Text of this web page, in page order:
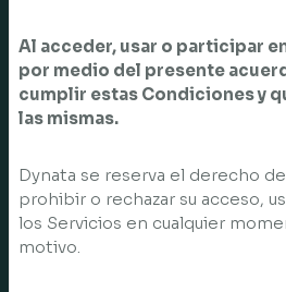
Al acceder, usar o participar
por medio del presente
cumplir estas Condiciones y
las mismas.
Dynata se reserva el derecho
prohibir o rechazar su acceso,
los Servicios en cualquier
motivo.